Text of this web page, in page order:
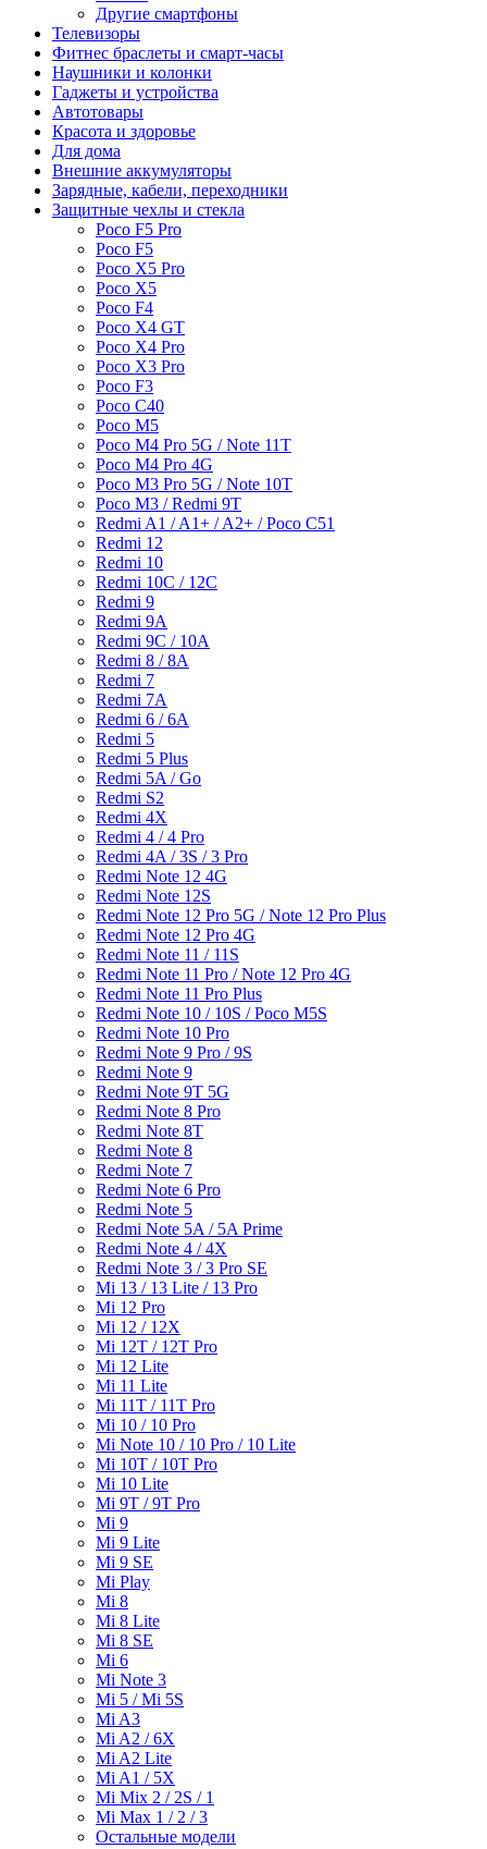
Другие смартфоны
Телевизоры
Фитнес браслеты и смарт-часы
Наушники и колонки
Гаджеты и устройства
Автотовары
Красота и здоровье
Для дома
Внешние аккумуляторы
Зарядные, кабели, переходники
Защитные чехлы и стекла
Poco F5 Pro
Poco F5
Poco X5 Pro
Poco X5
Poco F4
Poco X4 GT
Poco X4 Pro
Poco X3 Pro
Poco F3
Poco C40
Poco M5
Poco M4 Pro 5G / Note 11T
Poco M4 Pro 4G
Poco M3 Pro 5G / Note 10T
Poco M3 / Redmi 9T
Redmi A1 / A1+ / A2+ / Poco C51
Redmi 12
Redmi 10
Redmi 10C / 12C
Redmi 9
Redmi 9A
Redmi 9C / 10A
Redmi 8 / 8A
Redmi 7
Redmi 7A
Redmi 6 / 6A
Redmi 5
Redmi 5 Plus
Redmi 5A / Go
Redmi S2
Redmi 4X
Redmi 4 / 4 Pro
Redmi 4A / 3S / 3 Pro
Redmi Note 12 4G
Redmi Note 12S
Redmi Note 12 Pro 5G / Note 12 Pro Plus
Redmi Note 12 Pro 4G
Redmi Note 11 / 11S
Redmi Note 11 Pro / Note 12 Pro 4G
Redmi Note 11 Pro Plus
Redmi Note 10 / 10S / Poco M5S
Redmi Note 10 Pro
Redmi Note 9 Pro / 9S
Redmi Note 9
Redmi Note 9T 5G
Redmi Note 8 Pro
Redmi Note 8T
Redmi Note 8
Redmi Note 7
Redmi Note 6 Pro
Redmi Note 5
Redmi Note 5A / 5A Prime
Redmi Note 4 / 4X
Redmi Note 3 / 3 Pro SE
Mi 13 / 13 Lite / 13 Pro
Mi 12 Pro
Mi 12 / 12X
Mi 12T / 12T Pro
Mi 12 Lite
Mi 11 Lite
Mi 11T / 11T Pro
Mi 10 / 10 Pro
Mi Note 10 / 10 Pro / 10 Lite
Mi 10T / 10T Pro
Mi 10 Lite
Mi 9T / 9T Pro
Mi 9
Mi 9 Lite
Mi 9 SE
Mi Play
Mi 8
Mi 8 Lite
Mi 8 SE
Mi 6
Mi Note 3
Mi 5 / Mi 5S
Mi A3
Mi A2 / 6X
Mi A2 Lite
Mi A1 / 5X
Mi Mix 2 / 2S / 1
Mi Max 1 / 2 / 3
Остальные модели